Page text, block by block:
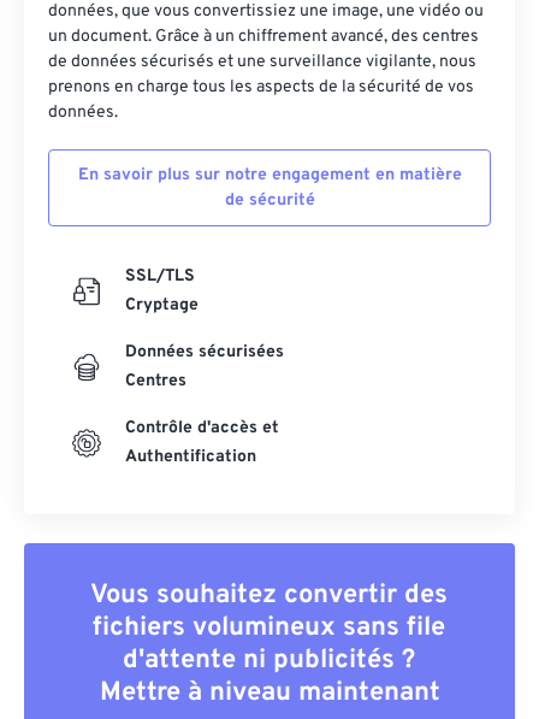
données, que vous convertissiez une image, une vidéo ou
un document. Grâce à un chiffrement avancé, des centres
de données sécurisés et une surveillance vigilante, nous
prenons en charge tous les aspects de la sécurité de vos
données.
En savoir plus sur notre engagement en matière
de sécurité
SSL/TLS
Cryptage
Données sécurisées
Centres
Contrôle d'accès et
Authentification
Vous souhaitez convertir des
fichiers volumineux sans file
d'attente ni publicités ?
Mettre à niveau maintenant